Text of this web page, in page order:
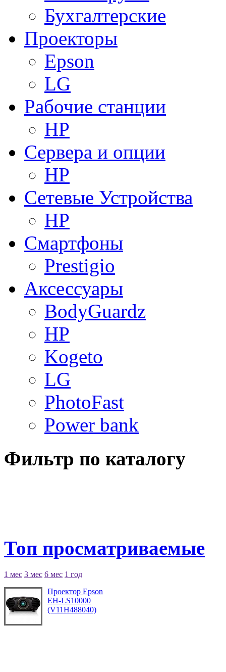
Бухгалтерские
Проекторы
Epson
LG
Рабочие станции
HP
Сервера и опции
HP
Сетевые Устройства
HP
Смартфоны
Prestigio
Аксессуары
BodyGuardz
HP
Kogeto
LG
PhotoFast
Power bank
Фильтр по каталогу
Топ просматриваемые
1 мес 3 мес 6 мес 1 год
Проектор Epson
EH-LS10000
(V11H488040)